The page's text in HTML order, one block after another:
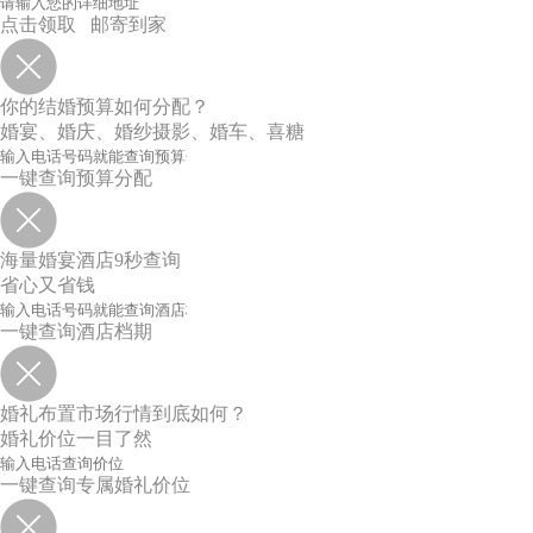
点击领取 邮寄到家
你的结婚预算如何分配？
婚宴、婚庆、婚纱摄影、婚车、喜糖
一键查询预算分配
海量婚宴酒店9秒查询
省心又省钱
一键查询酒店档期
婚礼布置市场行情到底如何？
婚礼价位一目了然
一键查询专属婚礼价位